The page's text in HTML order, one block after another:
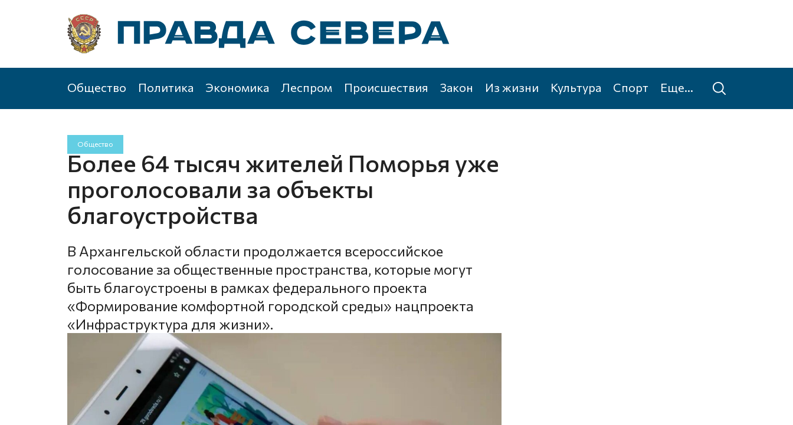
Общество Политика Экономика Леспром Происшествия Закон Из жизни Культура Спорт Еще...
Общество
Более 64 тысяч жителей Поморья уже
проголосовали за объекты
благоустройства
В Архангельской области продолжается всероссийское
голосование за общественные пространства, которые могут
быть благоустроены в рамках федерального проекта
«Формирование комфортной городской среды» нацпроекта
«Инфраструктура для жизни».